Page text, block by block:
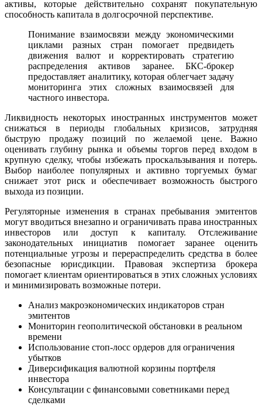
активы, которые действительно сохранят покупательную
способность капитала в долгосрочной перспективе.
Понимание взаимосвязи между экономическими
циклами разных стран помогает предвидеть
движения валют и корректировать стратегию
распределения активов заранее. БКС-брокер
предоставляет аналитику, которая облегчает задачу
мониторинга этих сложных взаимосвязей для
частного инвестора.
Ликвидность некоторых иностранных инструментов может
снижаться в периоды глобальных кризисов, затрудняя
быструю продажу позиций по желаемой цене. Важно
оценивать глубину рынка и объемы торгов перед входом в
крупную сделку, чтобы избежать проскальзывания и потерь.
Выбор наиболее популярных и активно торгуемых бумаг
снижает этот риск и обеспечивает возможность быстрого
выхода из позиции.
Регуляторные изменения в странах пребывания эмитентов
могут вводиться внезапно и ограничивать права иностранных
инвесторов или доступ к капиталу. Отслеживание
законодательных инициатив помогает заранее оценить
потенциальные угрозы и перераспределить средства в более
безопасные юрисдикции. Правовая экспертиза брокера
помогает клиентам ориентироваться в этих сложных условиях
и минимизировать возможные потери.
Анализ макроэкономических индикаторов стран
эмитентов
Мониторин геополитической обстановки в реальном
времени
Использование стоп-лосс ордеров для ограничения
убытков
Диверсификация валютной корзины портфеля
инвестора
Консультации с финансовыми советниками перед
сделками